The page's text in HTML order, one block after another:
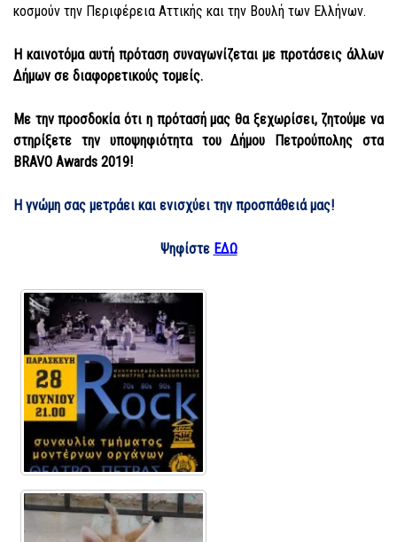
κοσμούν την Περιφέρεια Αττικής και την Βουλή των Ελλήνων.
Η καινοτόμα αυτή πρόταση συναγωνίζεται με προτάσεις άλλων
Δήμων σε διαφορετικούς τομείς.
Με την προσδοκία ότι η πρότασή μας θα ξεχωρίσει, ζητούμε να
στηρίξετε την υποψηφιότητα του Δήμου Πετρούπολης στα
BRAVO Awards 2019!
Η γνώμη σας μετράει και ενισχύει την προσπάθειά μας!
Ψηφίστε ΕΔΩ